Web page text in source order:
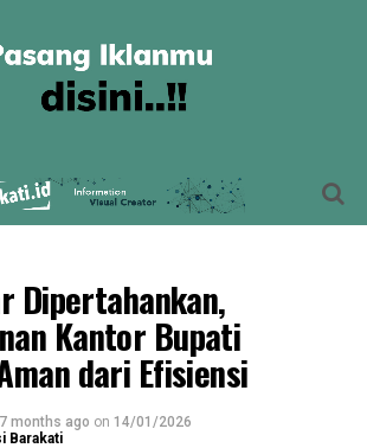
Dipertahankan,
Kantor Bupati
dari Efisiensi
7 months ago on 14/01/2026
Barakati